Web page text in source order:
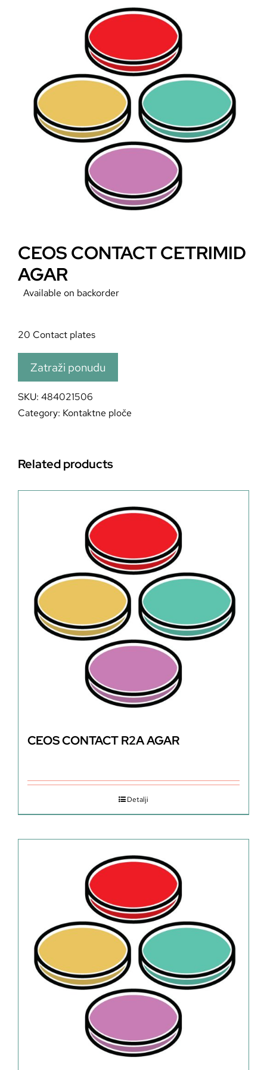
CEOS CONTACT CETRIMID
AGAR
Available on backorder
20 Contact plates
Zatraži ponudu
SKU: 484021506
Category: Kontaktne ploče
Related products
CEOS CONTACT R2A AGAR
Detalji